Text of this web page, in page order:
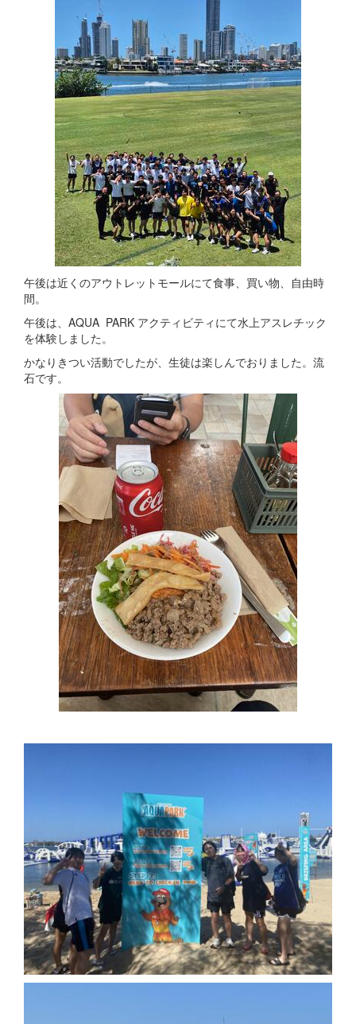
午後は近くのアウトレットモールにて食事、買い物、自由時
間。
午後は、AQUA PARK アクティビティにて水上アスレチック
を体験しました。
かなりきつい活動でしたが、生徒は楽しんでおりました。流
石です。